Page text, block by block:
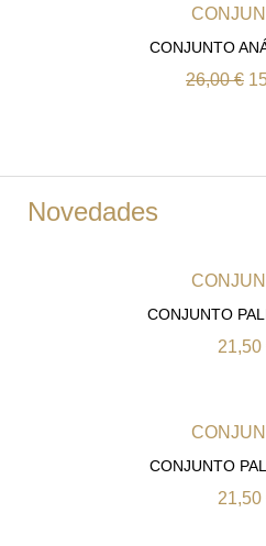
CONJUNTO
26,00€
Novedades
CONJUNTO
21,50
CONJUNTO
21,50